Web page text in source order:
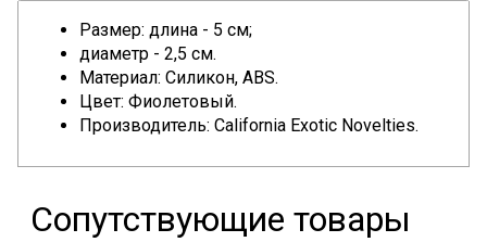
Размер: длина - 5 см;
диаметр - 2,5 см.
Материал: Силикон, ABS.
Цвет: Фиолетовый.
Производитель: California Exotic Novelties.
Сопутствующие товары